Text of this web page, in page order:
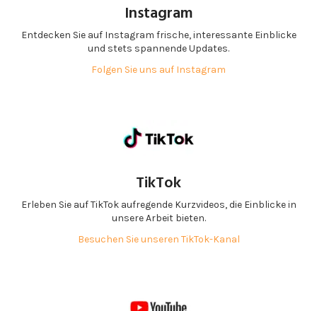
Instagram
Entdecken Sie auf Instagram frische, interessante Einblicke
und stets spannende Updates.
Folgen Sie uns auf Instagram
TikTok
Erleben Sie auf TikTok aufregende Kurzvideos, die Einblicke in
unsere Arbeit bieten.
Besuchen Sie unseren TikTok-Kanal